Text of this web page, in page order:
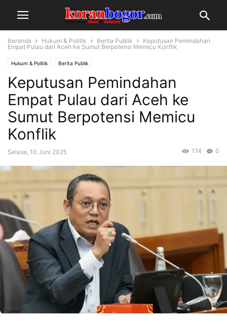
Beranda Hukum & Politik Berita Publik
Keputusan Pemindahan
Empat Pulau dari Aceh ke Sumut Berpotensi Memicu Konflik
Hukum & Politik Berita Publik
Keputusan Pemindahan
Empat Pulau dari Aceh ke
Sumut Berpotensi Memicu
Konflik
Selasa, 10 Juni 2025 0
174